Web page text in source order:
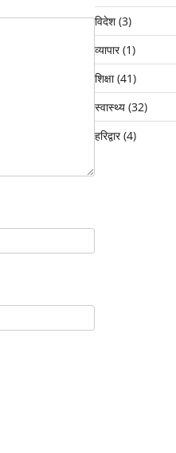
विदेश(3)
व्यापार(1)
शिक्षा(41)
स्वास्थ्य(32)
हरिद्वार(4)